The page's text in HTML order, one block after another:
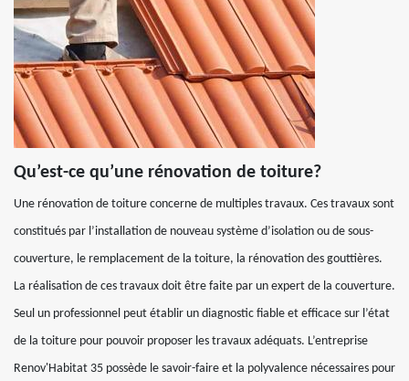
Qu’est-ce qu’une rénovation de toiture?
Une rénovation de toiture concerne de multiples travaux. Ces travaux sont
constitués par l’installation de nouveau système d’isolation ou de sous-
couverture, le remplacement de la toiture, la rénovation des gouttières.
La réalisation de ces travaux doit être faite par un expert de la couverture.
Seul un professionnel peut établir un diagnostic fiable et efficace sur l’état
de la toiture pour pouvoir proposer les travaux adéquats. L’entreprise
Renov'Habitat 35 possède le savoir-faire et la polyvalence nécessaires pour